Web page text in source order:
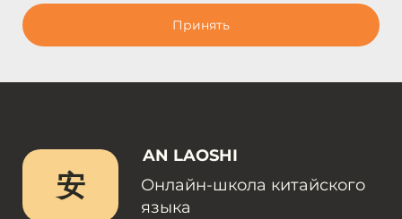
Принять
安
AN LAOSHI
Онлайн-школа китайского
языка